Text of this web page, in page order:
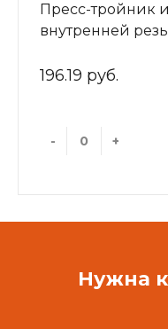
Пресс-тройник
внутренней
196.19 руб.
-
+
Нужна